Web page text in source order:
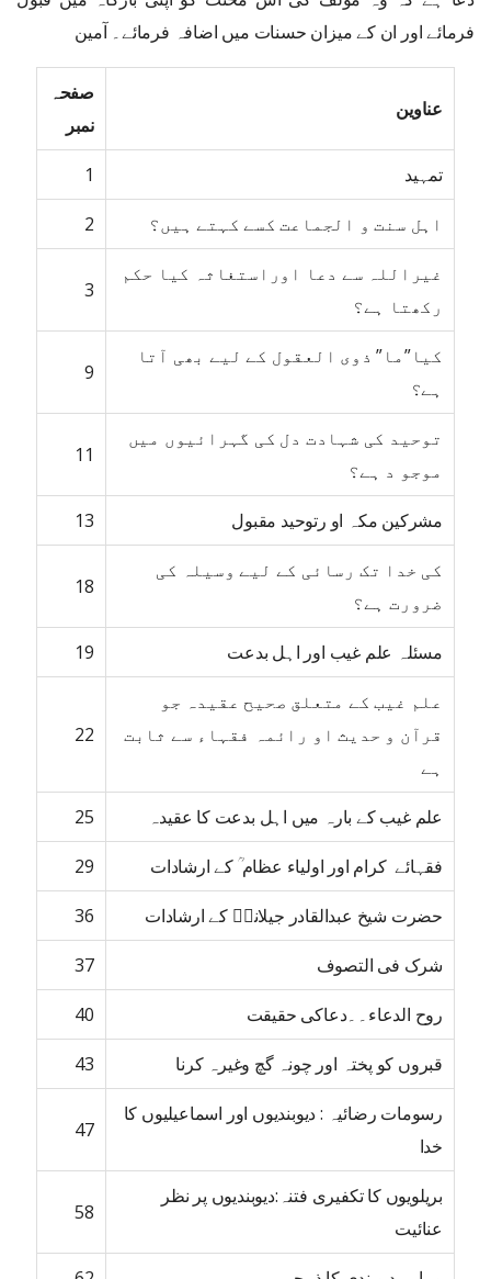
فرمائے اور ان کے میزان حسنات میں اضافہ فرمائے۔ آمین
عناوین
صفحہ
نمبر
تمہید 1
اہل سنت و الجماعت کسے کہتے ہیں؟ 2
غیراللہ سے دعا اوراستغاثہ کیا حکم
رکھتا ہے؟
3
کیا”ما” ذوی العقول کے لیے بھی آتا
ہے؟
9
توحید کی شہادت دل کی گہرائیوں میں
موجو د ہے؟
11
مشرکین مکہ او رتوحید مقبول 13
کی خدا تک رسائی کے لیے وسیلہ کی
ضرورت ہے؟
18
مسئلہ علم غیب اور اہل بدعت 19
علم غیب کے متعلق صحیح عقیدہ جو
قرآن و حدیث او رائمہ فقہاء سے ثابت
ہے
22
علم غیب کے بارہ میں اہل بدعت کا عقیدہ 25
فقہائے کرام اور اولیاء عظام ؒ کے ارشادات 29
حضرت شیخ عبدالقادر جیلانیؒ کے ارشادات 36
شرک فی التصوف 37
روح الدعاء۔۔دعاکی حقیقت 40
قبروں کو پختہ اور چونہ گچ وغیرہ کرنا 43
رسومات رضائیہ : دیوبندیوں اور اسماعیلیوں کا
خدا
47
بریلویوں کا تکفیری فتنہ:دیوبندیوں پر نظر
عنائیت
58